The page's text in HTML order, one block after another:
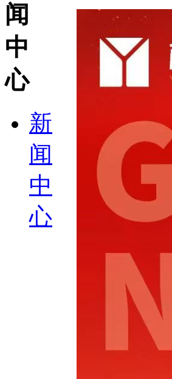
闻
中
心
新
闻
中
心